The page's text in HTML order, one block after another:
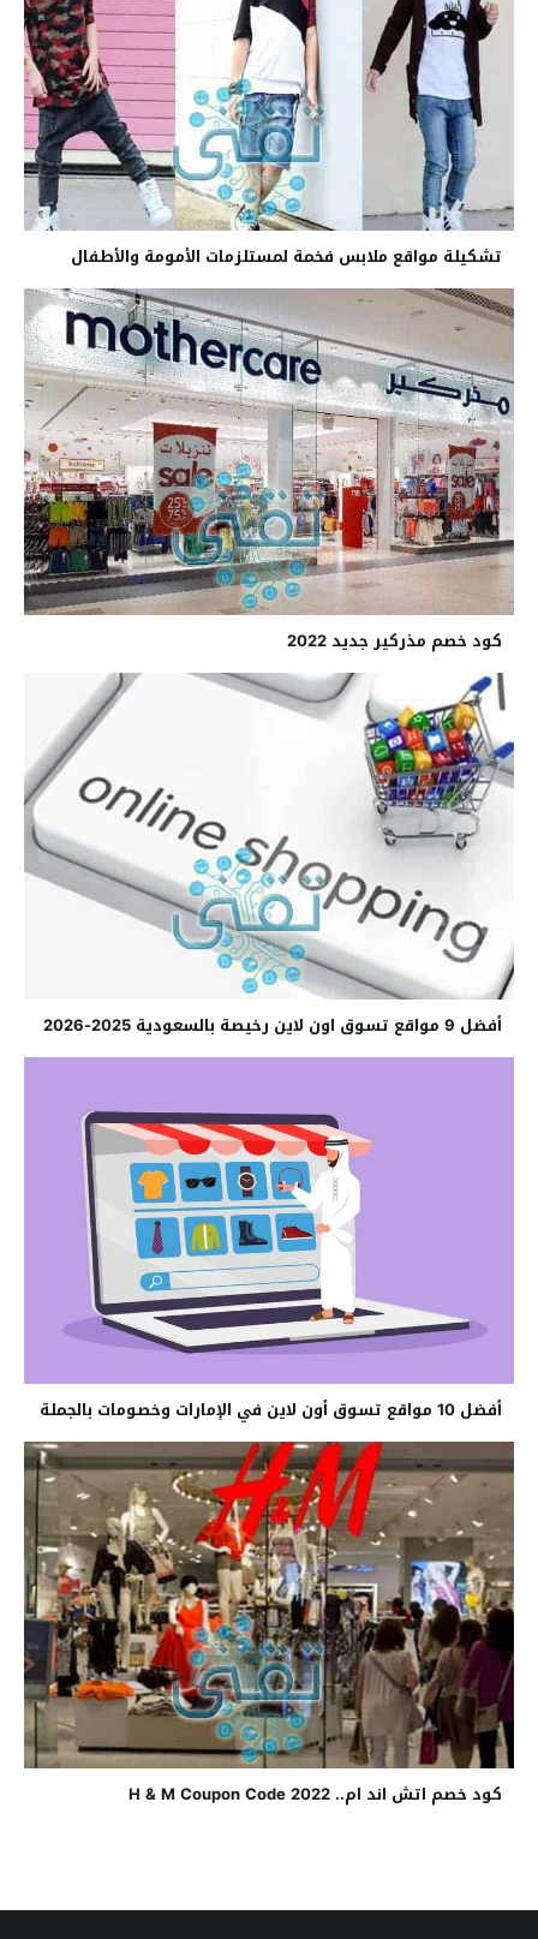
تشكيلة مواقع ملابس فخمة لمستلزمات الأمومة والأطفال
كود خصم مذركير جديد 2022
أفضل 9 مواقع تسوق اون لاين رخيصة بالسعودية 2025-2026
أفضل 10 مواقع تسوق أون لاين في الإمارات وخصومات بالجملة
كود خصم اتش اند ام.. H & M Coupon Code 2022